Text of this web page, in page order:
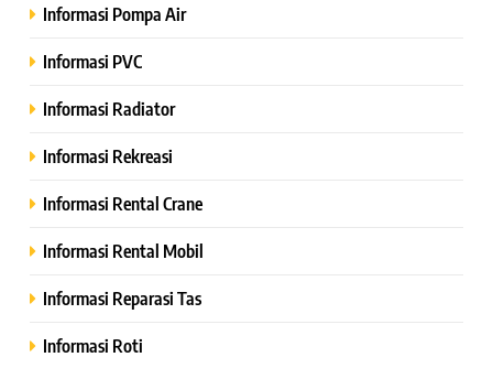
Informasi Pompa Air
Informasi PVC
Informasi Radiator
Informasi Rekreasi
Informasi Rental Crane
Informasi Rental Mobil
Informasi Reparasi Tas
Informasi Roti